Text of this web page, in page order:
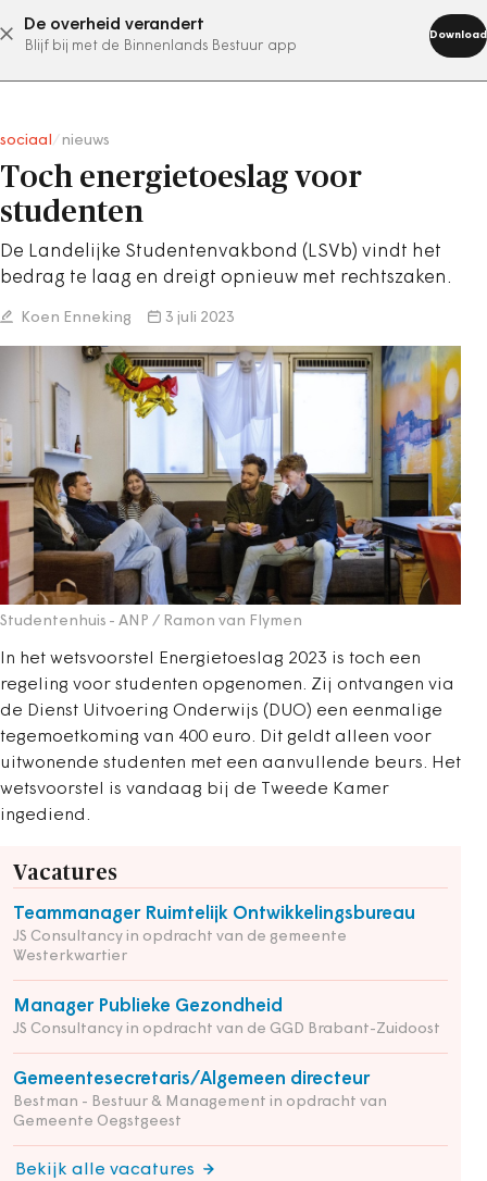
De overheid verandert
Blijf bij met de Binnenlands Bestuur app
Download
abonneer nu
sociaal nieuws
Toch energietoeslag voor
studenten
De Landelijke Studentenvakbond (LSVb) vindt het
bedrag te laag en dreigt opnieuw met rechtszaken.
Koen Enneking 3 juli 2023
Studentenhuis - ANP / Ramon van Flymen
In het wetsvoorstel Energietoeslag 2023 is toch een
regeling voor studenten opgenomen. Zij ontvangen via
de Dienst Uitvoering Onderwijs (DUO) een eenmalige
tegemoetkoming van 400 euro. Dit geldt alleen voor
uitwonende studenten met een aanvullende beurs. Het
wetsvoorstel is vandaag bij de Tweede Kamer
ingediend.
Vacatures
Teammanager Ruimtelijk Ontwikkelingsbureau
JS Consultancy in opdracht van de gemeente
Westerkwartier
Manager Publieke Gezondheid
JS Consultancy in opdracht van de GGD Brabant-Zuidoost
Gemeentesecretaris/Algemeen directeur
Bestman - Bestuur & Management in opdracht van
Gemeente Oegstgeest
Bekijk alle vacatures